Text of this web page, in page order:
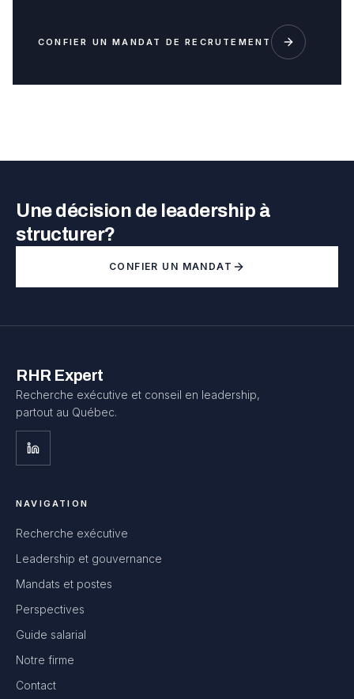
CONFIER UN MANDAT DE RECRUTEMENT
Une décision de leadership à
structurer?
CONFIER UN MANDAT
RHR Expert
Recherche exécutive et conseil en leadership,
partout au Québec.
NAVIGATION
Recherche exécutive
Leadership et gouvernance
Mandats et postes
Perspectives
Guide salarial
Notre firme
Contact